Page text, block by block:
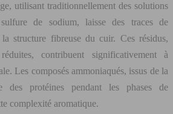
utilisant traditionnellement des solutions
de sodium, laisse des traces de
la structure fibreuse du cuir. Ces résidus,
contribuent significativement à
Les composés ammoniaqués, issus de la
des protéines pendant les phases de
complexité aromatique.